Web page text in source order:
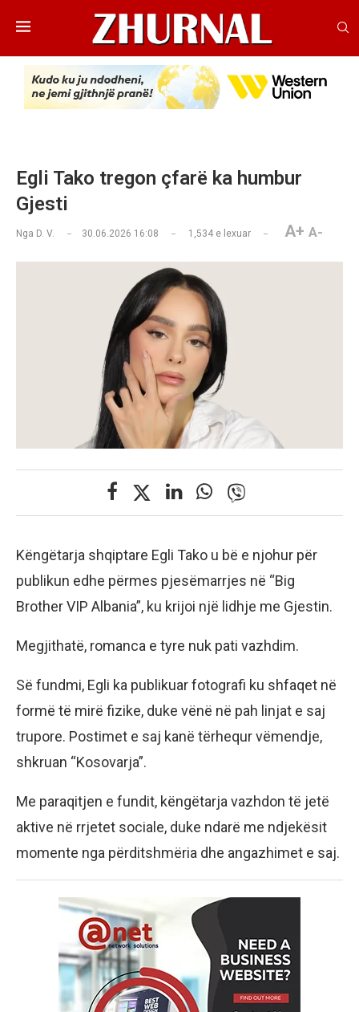
Egli Tako tregon çfarë ka humbur
Gjesti
Nga D. V. 30.06.2026 16:08 1,534 e lexuar A+ A-
Këngëtarja shqiptare Egli Tako u bë e njohur për
publikun edhe përmes pjesëmarrjes në “Big
Brother VIP Albania”, ku krijoi një lidhje me Gjestin.
Megjithatë, romanca e tyre nuk pati vazhdim.
Së fundmi, Egli ka publikuar fotografi ku shfaqet në
formë të mirë fizike, duke vënë në pah linjat e saj
trupore. Postimet e saj kanë tërhequr vëmendje,
shkruan “Kosovarja”.
Me paraqitjen e fundit, këngëtarja vazhdon të jetë
aktive në rrjetet sociale, duke ndarë me ndjekësit
momente nga përditshmëria dhe angazhimet e saj.